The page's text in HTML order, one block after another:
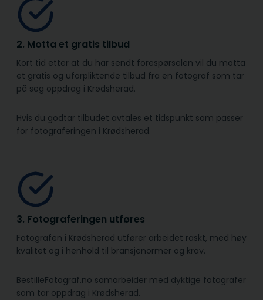
2. Motta et gratis tilbud
Kort tid etter at du har sendt forespørselen vil du motta
et gratis og uforpliktende tilbud fra en fotograf som tar
på seg oppdrag i Krødsherad.
Hvis du godtar tilbudet avtales et tidspunkt som passer
for fotograferingen i Krødsherad.
3. Fotograferingen utføres
Fotografen i Krødsherad utfører arbeidet raskt, med høy
kvalitet og i henhold til bransje­normer og krav.
BestilleFotograf.no samarbeider med dyktige fotografer
som tar oppdrag i Krødsherad.